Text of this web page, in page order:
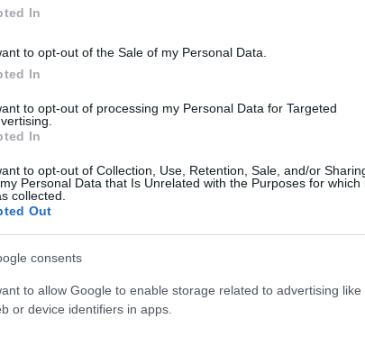
In
to opt-out of the Sale of my Personal Data.
In
to opt-out of processing my Personal Data for Targeted
In
to opt-out of Collection, Use, Retention, Sale, and/or
Personal Data that Is Unrelated with the Purposes for which
collected.
Out
consents
to allow Google to enable storage related to advertising like
or device identifiers in apps.
fantáziarajzon. (Fotó: 99percentinvisible.org)
6 KOMMENT KANADA
EGYESÜLT KIRÁLYSÁG
TOVÁBB
ALASZKAI SZELLEMVÁROS A 14 EMELETES
MELLETT
kénytelen egy toronyházban élni. A Bruckner-barakk